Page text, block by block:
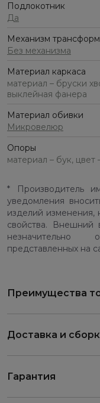
Подлокотник
Да
Механизм
Без механизма
Материал каркаса
материал – бруски
выклейная фанера
Материал обивки
Микровелюр
Опоры
материал – бук,
* Производитель
уведомления
изделий изменения,
свойства. Внешний
незначительно
представленных на
Преимущества
Доставка и
Гарантия